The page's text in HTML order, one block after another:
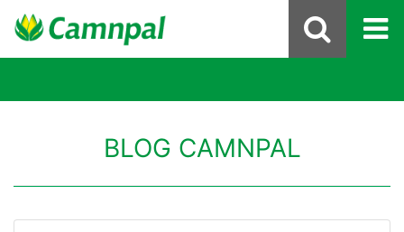
BLOG CAMNPAL